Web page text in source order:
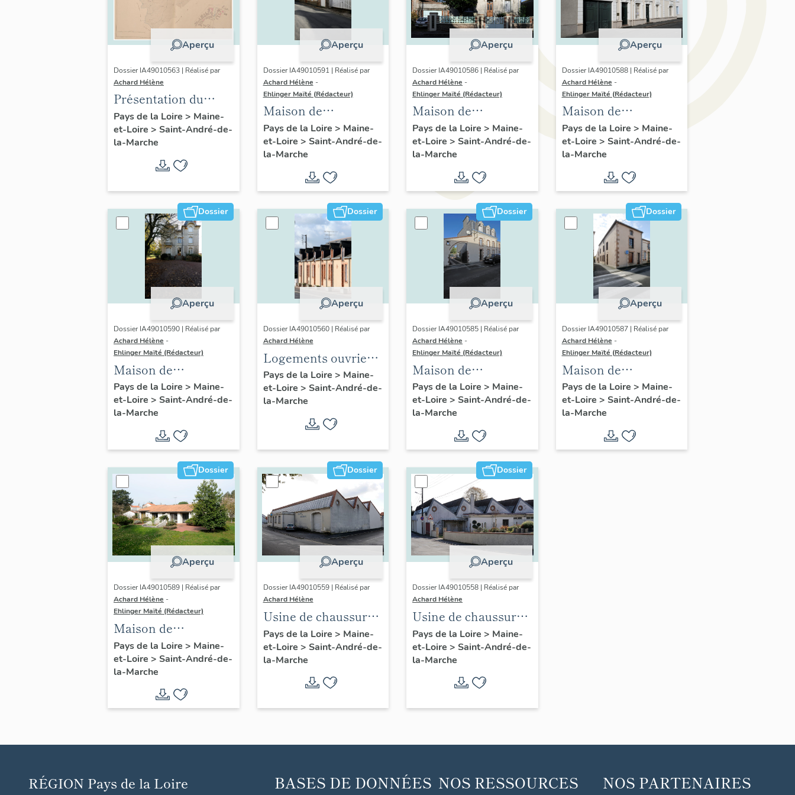
Aperçu
Dossier IA49010563 | Réalisé par
Achard Hélène
Présentation du
patrimoine
industriel de la
commune de Saint-
André-de-la-Marche
Pays de la Loire > Maine-
et-Loire > Saint-André-de-
la-Marche
Aperçu
Dossier IA49010591 | Réalisé par
Achard Hélène -
Ehlinger Maïté (Rédacteur)
Maison de
l'industriel de M.
Morinière fondateur
de l'usine Morinière-
Ripoche, 5 rue de la
Tannerie, Saint-
André-de-la-Marche
Pays de la Loire > Maine-
et-Loire > Saint-André-de-
la-Marche
Aperçu
Dossier IA49010586 | Réalisé par
Achard Hélène -
Ehlinger Maïté (Rédacteur)
Maison de
l'industriel Joseph
Chéné fils, directeur
de l'Usine Durand-
Chéné, 16 rue du
Calvaire, Saint-
André-de-la-Marche
Pays de la Loire > Maine-
et-Loire > Saint-André-de-
la-Marche
Aperçu
Dossier IA49010588 | Réalisé par
Achard Hélène -
Ehlinger Maïté (Rédacteur)
Maison de
l'industriel Elie
Durand, fondateur
de l'Usine Durand-
Chéné et de M.
Aigrault, directeur
de l'Usine Morinière,
11 place de l' Aire-du-
Four, Saint-André-
de-la-Marche
Pays de la Loire > Maine-
et-Loire > Saint-André-de-
la-Marche
Dossier
Aperçu
Dossier IA49010590 | Réalisé par
Achard Hélène -
Ehlinger Maïté (Rédacteur)
Maison de
l'industriel Victor
Ripoche fondateur
de l'usine Morinière-
Ripoche, 15 rue du
Calvaire, Saint-
André-de-la-Marche
Pays de la Loire > Maine-
et-Loire > Saint-André-de-
la-Marche
Dossier
Aperçu
Dossier IA49010560 | Réalisé par
Achard Hélène
Logements ouvriers
de l'usine de
chaussures Ripoche,
rue Jeanne-d'Arc
Pays de la Loire > Maine-
et-Loire > Saint-André-de-
la-Marche
Dossier
Aperçu
Dossier IA49010585 | Réalisé par
Achard Hélène -
Ehlinger Maïté (Rédacteur)
Maison de
l'industriel Joseph
Chéné fondateur de
l'Usine Durand-
Chéné, 14 rue de la
Libération, Saint-
André-de-la-Marche
Pays de la Loire > Maine-
et-Loire > Saint-André-de-
la-Marche
Dossier
Aperçu
Dossier IA49010587 | Réalisé par
Achard Hélène -
Ehlinger Maïté (Rédacteur)
Maison de
l'industriel Olivier
Durand, fondateur
de l'Usine Durand-
Chéné, 25 rue de la
Libération, Saint-
Pays de la Loire > Maine-
et-Loire > Saint-André-de-
la-Marche
Dossier
Aperçu
Dossier IA49010589 | Réalisé par
Achard Hélène -
Ehlinger Maïté (Rédacteur)
Maison de
l'industriel Christian
Chéné, directeur de
l'Usine Chéné, 18 rue
du Sacré-Cœur,
Saint-André-de-la-
Pays de la Loire > Maine-
et-Loire > Saint-André-de-
la-Marche
Dossier
Aperçu
Dossier IA49010559 | Réalisé par
Achard Hélène
Usine de chaussures
Morinière-Ripoche,
actuel Musée des
métiers de la
chaussure, 6 rue
Pays de la Loire > Maine-
et-Loire > Saint-André-de-
la-Marche
Dossier
Aperçu
Dossier IA49010558 | Réalisé par
Achard Hélène
Usine de chaussure
Durand-Chéné, 9 rue
Augustin-Vincent
Pays de la Loire > Maine-
et-Loire > Saint-André-de-
la-Marche
RÉGION Pays de la Loire BASES DE DONNÉES NOS RESSOURCES NOS PARTENAIRES